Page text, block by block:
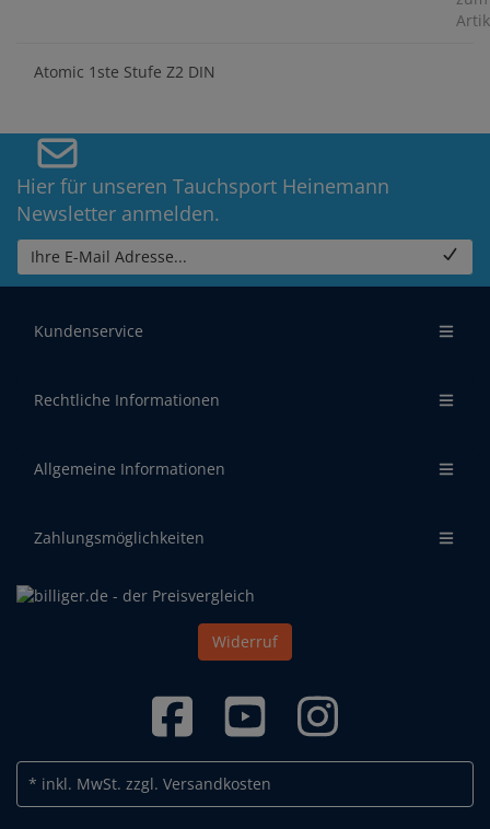
Atomic 1ste Stufe Z2 DIN
Hier für unseren Tauchsport Heinemann
Newsletter anmelden.
Ihre E-Mail Adresse...
Kundenservice
Rechtliche Informationen
Allgemeine Informationen
Zahlungsmöglichkeiten
Widerruf
* inkl. MwSt. zzgl. Versandkosten